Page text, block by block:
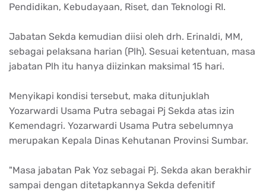
Pendidikan, Kebudayaan, Riset, dan Teknologi RI.
Jabatan Sekda kemudian diisi oleh drh. Erinaldi, MM,
sebagai pelaksana harian (Plh). Sesuai ketentuan, masa
jabatan Plh itu hanya diizinkan maksimal 15 hari.
Menyikapi kondisi tersebut, maka ditunjuklah
Yozarwardi Usama Putra sebagai Pj Sekda atas izin
Kemendagri. Yozarwardi Usama Putra sebelumnya
merupakan Kepala Dinas Kehutanan Provinsi Sumbar.
"Masa jabatan Pak Yoz sebagai Pj. Sekda akan berakhir
sampai dengan ditetapkannya Sekda defenitif